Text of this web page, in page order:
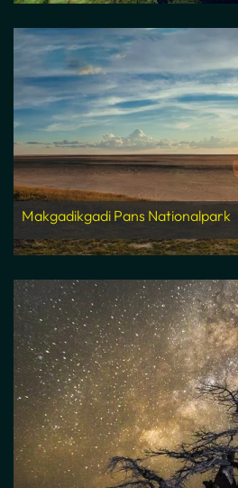
Makgadikgadi Pans Nationalpark